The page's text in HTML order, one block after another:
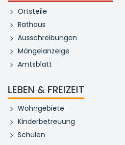
Ortsteile
Rathaus
Ausschreibungen
Mängelanzeige
Amtsblatt
LEBEN & FREIZEIT
Wohngebiete
Kinderbetreuung
Schulen